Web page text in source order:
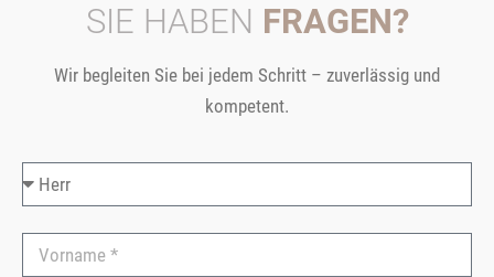
SIE HABEN FRAGEN?
Wir begleiten Sie bei jedem Schritt – zuverlässig und
kompetent.